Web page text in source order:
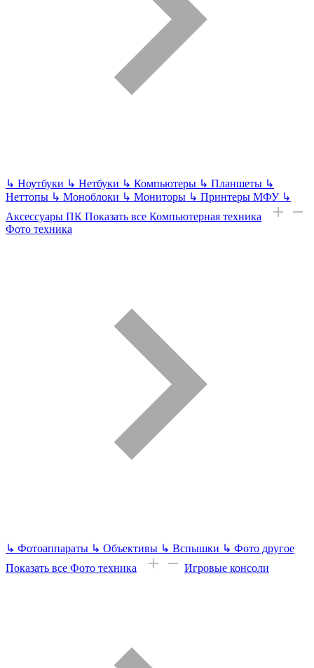
↳ Ноутбуки ↳ Нетбуки ↳ Компьютеры ↳ Планшеты ↳
Неттопы ↳ Моноблоки ↳ Мониторы ↳ Принтеры МФУ ↳
Аксессуары ПК Показать все Компьютерная техника
Фото техника
↳ Фотоаппараты ↳ Объективы ↳ Вспышки ↳ Фото другое
Показать все Фото техника
Игровые консоли